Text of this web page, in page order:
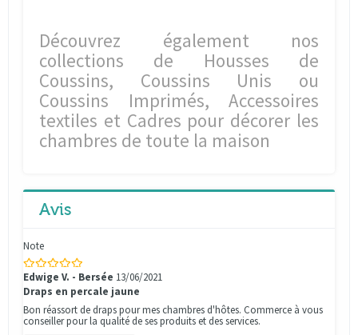
Découvrez également nos
collections de Housses de
Coussins, Coussins Unis ou
Coussins Imprimés, Accessoires
textiles et Cadres pour décorer les
chambres de toute la maison
Avis
Note
Edwige V. - Bersée 13/06/2021
Draps en percale jaune
Bon réassort de draps pour mes chambres d'hôtes. Commerce à vous
conseiller pour la qualité de ses produits et des services.